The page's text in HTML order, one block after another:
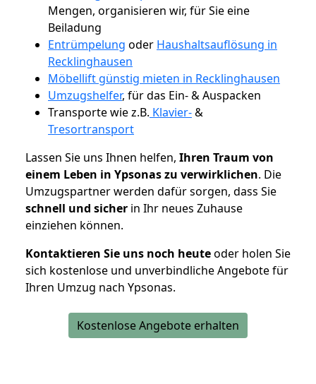
Mengen, organisieren wir, für Sie eine
Beiladung
Entrümpelung oder Haushaltsauflösung in
Recklinghausen
Möbellift günstig mieten in Recklinghausen
Umzugshelfer, für das Ein- & Auspacken
Transporte wie z.B. Klavier-&
Tresortransport
Lassen Sie uns Ihnen helfen, Ihren Traum von
einem Leben in Ypsonas zu verwirklichen. Die
Umzugspartner werden dafür sorgen, dass Sie
schnell und sicher in Ihr neues Zuhause
einziehen können.
Kontaktieren Sie uns noch heuteoder holen Sie
sich kostenlose und unverbindliche Angebote für
Ihren Umzug nach Ypsonas.
Kostenlose Angebote erhalten